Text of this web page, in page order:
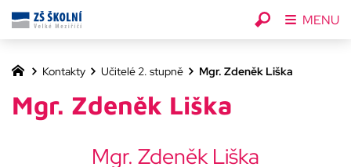
Kontakty Učitelé 2. stupně Mgr. Zdeněk Liška
Mgr. Zdeněk Liška
Mgr. Zdeněk Liška
MENU